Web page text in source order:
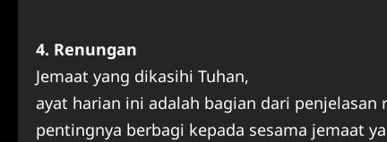
4. Renungan
Jemaat yang dikasihi Tuhan,
ayat harian ini adalah bagian dari
pentingnya berbagi kepada sesama jemaat